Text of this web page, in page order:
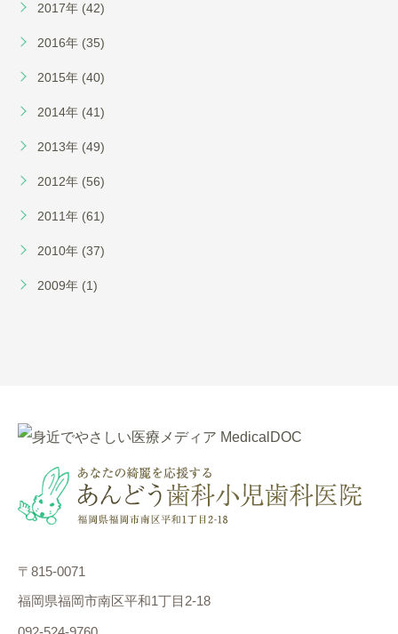
2017年 (42)
2016年 (35)
2015年 (40)
2014年 (41)
2013年 (49)
2012年 (56)
2011年 (61)
2010年 (37)
2009年 (1)
〒815-0071
福岡県福岡市南区平和1丁目2-18